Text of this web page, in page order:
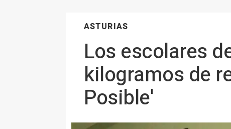
ASTURIAS
Los escolares
kilogramos de
Posible'